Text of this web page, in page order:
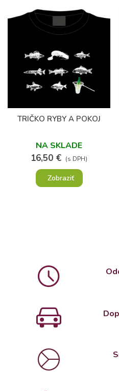
TRIČKO RYBY A POKOJ
NA SKLADE
16,50 € (s DPH)
Zobraziť